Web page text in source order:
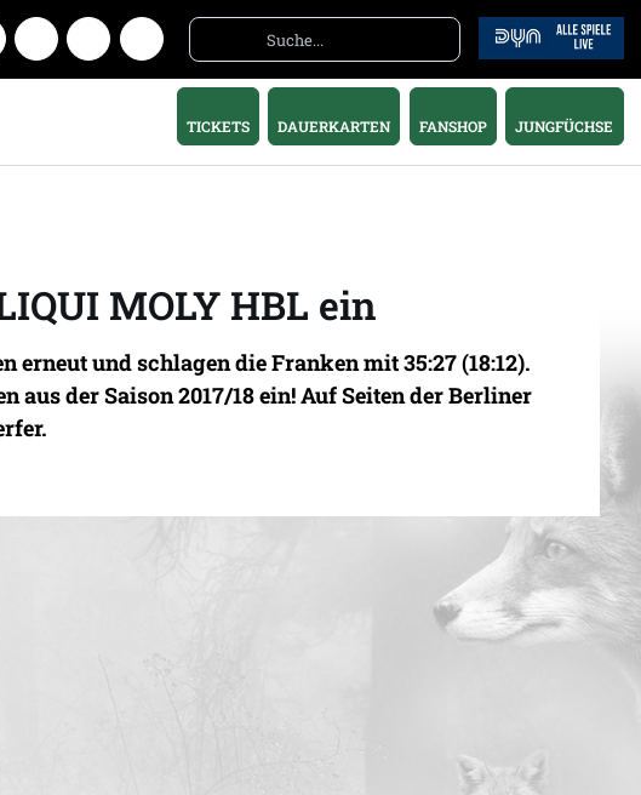
TICKETS DAUERKARTEN FANSHOP JUNGFÜCHSE
MOLY HBL ein
und schlagen die Franken mit 35:27 (18:12).
der Saison 2017/18 ein! Auf Seiten der Berliner